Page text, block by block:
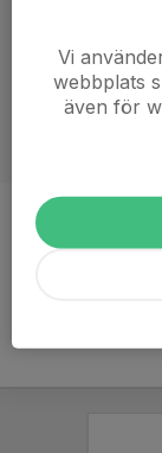
Ålder
Vi
webbplats
även för